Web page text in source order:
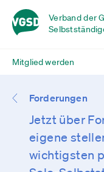
Verband der
Mitglied werden
Forderungen
Jetzt über
eigene
wichtigsten